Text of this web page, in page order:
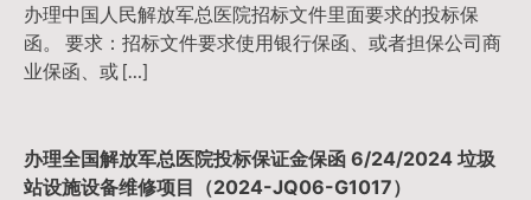
办理中国人民解放军总医院招标文件里面要求的投标保
函。 要求：招标文件要求使用银行保函、或者担保公司商
业保函、或 […]
办理全国解放军总医院投标保证金保函 6/24/2024 垃圾
站设施设备维修项目（2024-JQ06-G1017）